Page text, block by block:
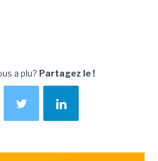
a plu? Partagez le !